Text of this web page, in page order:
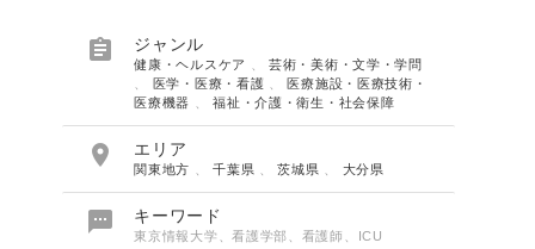
 ジャンル
健康・ヘルスケア 、芸術・美術・文学・学問
医学・医療・看護 、医療施設・医療技術・
医療機器
、福祉・介護・衛生・社会保障
 エリア
関東地方 、千葉県 、茨城県 大分県
 キーワード
東京情報大学、看護学部、看護師、ICU